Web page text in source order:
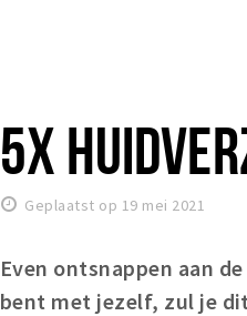
5X
Geplaatst op 19 mei 2021
Even ontsnappen aan
bent met jezelf, zul je